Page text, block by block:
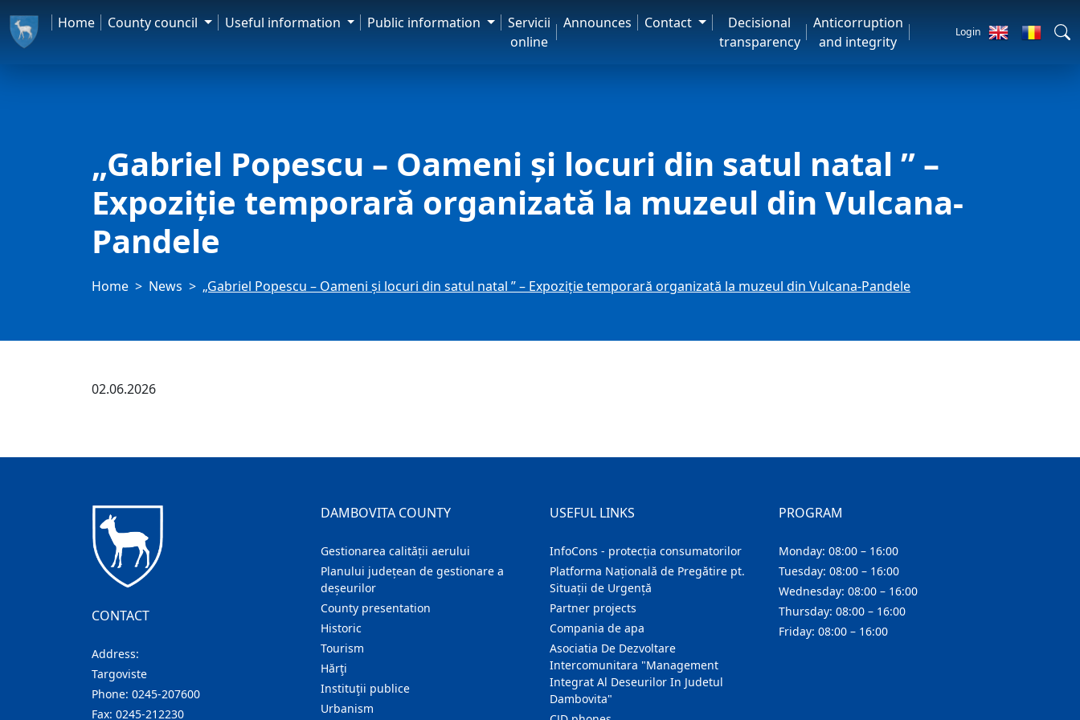
Home County council Useful information Public information
Servicii
online
Announces Contact
Decisional
transparency
Anticorruption
and integrity
Login
„Gabriel Popescu – Oameni și locuri din satul natal ” –
Expoziție temporară organizată la muzeul din Vulcana-
Pandele
Home News „Gabriel Popescu – Oameni și locuri din satul natal ” – Expoziție temporară organizată la muzeul din Vulcana-Pandele
02.06.2026
CONTACT
Address:
Targoviste
Phone: 0245-207600
Fax: 0245-212230
DAMBOVITA COUNTY
Gestionarea calității aerului
Planului județean de gestionare a
deșeurilor
County presentation
Historic
Tourism
Hărţi
Instituţii publice
Urbanism
USEFUL LINKS
InfoCons - protecția consumatorilor
Platforma Națională de Pregătire pt.
Situații de Urgență
Partner projects
Compania de apa
Asociatia De Dezvoltare
Intercomunitara "Management
Integrat Al Deseurilor In Judetul
Dambovita"
PROGRAM
Monday: 08:00 – 16:00
Tuesday: 08:00 – 16:00
Wednesday: 08:00 – 16:00
Thursday: 08:00 – 16:00
Friday: 08:00 – 16:00